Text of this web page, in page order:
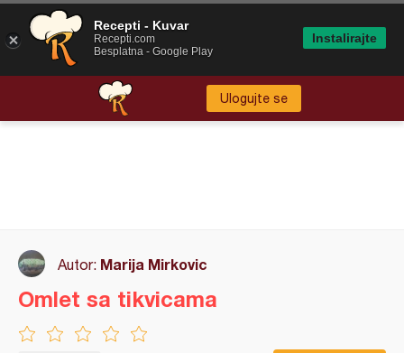
Ulogujte se
Autor: Marija Mirkovic
Omlet sa tikvicama
Recepti - Kuvar
Recepti.com
Besplatna - Google Play
Instalirajte